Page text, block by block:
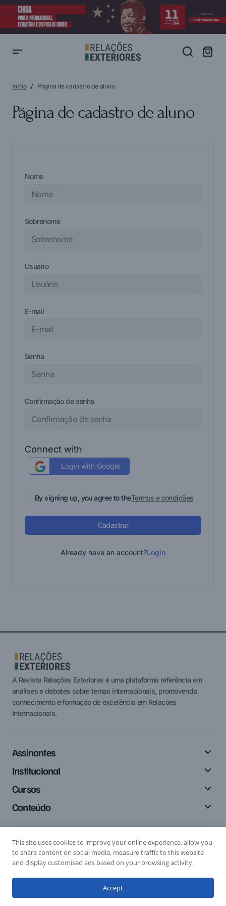
Início Página de cadastro de aluno
Página de cadastro de aluno
Nome
Sobrenome
Usuário
E-mail
Senha
Confirmação de senha
Connect with
Login with Google
By signing up, you agree to theTermos e condições
Cadastrar
Already have an account?Login
A Revista Relações Exteriores é uma plataforma referência em
análises e debates sobre temas internacionais, promovendo
conhecimento e formação de excelência em Relações
Internacionais.
Assinantes
Institucional
Cursos
Conteúdo
Siga-nos
Submissão de Resenha
© 2024 Relações Exteriores. All Rights Reserved.
This site uses cookies to improve your online experience, allow you
to share content on social media, measure traffic to this website
and display customised ads based on your browsing activity.
Accept